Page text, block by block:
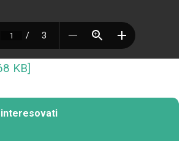
KB]
interesovati